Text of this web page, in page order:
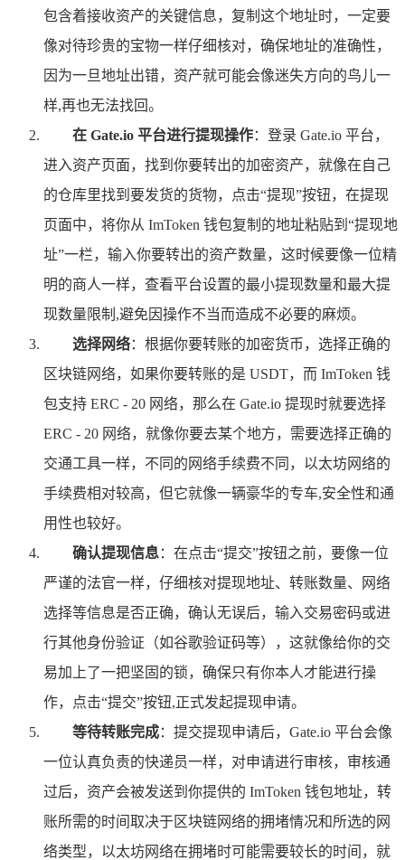
包含着接收资产的关键信息，复制这个地址时，一定要
像对待珍贵的宝物一样仔细核对，确保地址的准确性，
因为一旦地址出错，资产就可能会像迷失方向的鸟儿一
样,再也无法找回。
在 Gate.io 平台进行提现操作：登录 Gate.io 平台，
进入资产页面，找到你要转出的加密资产，就像在自己
的仓库里找到要发货的货物，点击“提现”按钮，在提现
页面中，将你从 ImToken 钱包复制的地址粘贴到“提现地
址”一栏，输入你要转出的资产数量，这时候要像一位精
明的商人一样，查看平台设置的最小提现数量和最大提
现数量限制,避免因操作不当而造成不必要的麻烦。
选择网络：根据你要转账的加密货币，选择正确的
区块链网络，如果你要转账的是 USDT，而 ImToken 钱
包支持 ERC - 20 网络，那么在 Gate.io 提现时就要选择
ERC - 20 网络，就像你要去某个地方，需要选择正确的
交通工具一样，不同的网络手续费不同，以太坊网络的
手续费相对较高，但它就像一辆豪华的专车,安全性和通
用性也较好。
确认提现信息：在点击“提交”按钮之前，要像一位
严谨的法官一样，仔细核对提现地址、转账数量、网络
选择等信息是否正确，确认无误后，输入交易密码或进
行其他身份验证（如谷歌验证码等），这就像给你的交
易加上了一把坚固的锁，确保只有你本人才能进行操
作，点击“提交”按钮,正式发起提现申请。
等待转账完成：提交提现申请后，Gate.io 平台会像
一位认真负责的快递员一样，对申请进行审核，审核通
过后，资产会被发送到你提供的 ImToken 钱包地址，转
账所需的时间取决于区块链网络的拥堵情况和所选的网
络类型，以太坊网络在拥堵时可能需要较长的时间，就